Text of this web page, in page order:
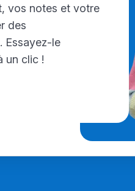
vos notes et votre
des
Essayez-le
un clic !